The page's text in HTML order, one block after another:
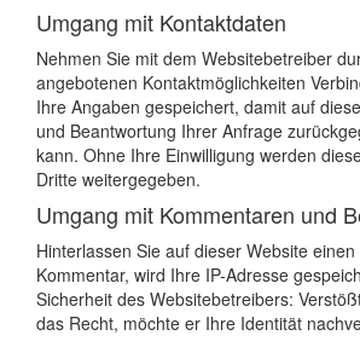
Umgang mit Kontaktdaten
Nehmen Sie mit dem Websitebetreiber
angebotenen Kontaktmöglichkeiten
Ihre Angaben gespeichert, damit auf
und Beantwortung Ihrer Anfrage
kann. Ohne Ihre Einwilligung werden
Dritte weitergegeben.
Umgang mit Kommentaren und
Hinterlassen Sie auf dieser Website
Kommentar, wird Ihre IP-Adresse
Sicherheit des Websitebetreibers:
das Recht, möchte er Ihre Identität